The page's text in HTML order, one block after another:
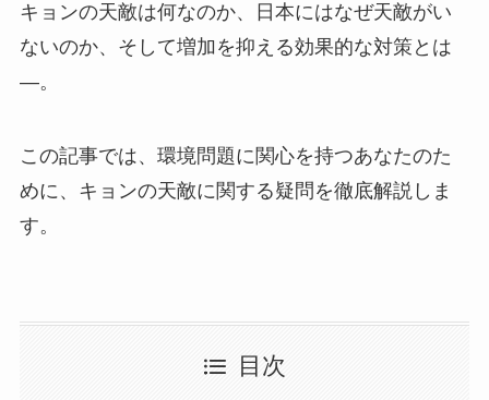
キョンの天敵は何なのか、日本にはなぜ天敵がい
ないのか、そして増加を抑える効果的な対策とは
—。
この記事では、環境問題に関心を持つあなたのた
めに、キョンの天敵に関する疑問を徹底解説しま
す。
目次